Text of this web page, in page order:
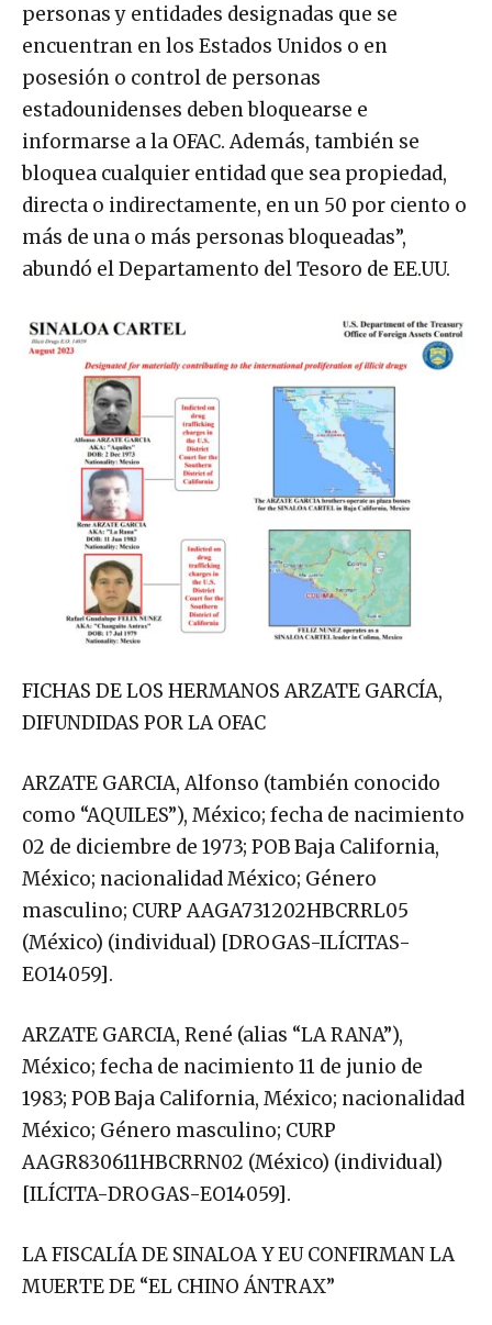
personas y entidades designadas que se
encuentran en los Estados Unidos o en
posesión o control de personas
estadounidenses deben bloquearse e
informarse a la OFAC. Además, también se
bloquea cualquier entidad que sea propiedad,
directa o indirectamente, en un 50 por ciento o
más de una o más personas bloqueadas”,
abundó el Departamento del Tesoro de EE.UU.
FICHAS DE LOS HERMANOS ARZATE GARCÍA,
DIFUNDIDAS POR LA OFAC
ARZATE GARCIA, Alfonso (también conocido
como “AQUILES”), México; fecha de nacimiento
02 de diciembre de 1973; POB Baja California,
México; nacionalidad México; Género
masculino; CURP AAGA731202HBCRRL05
(México) (individual) [DROGAS-ILÍCITAS-
EO14059].
ARZATE GARCIA, René (alias “LA RANA”),
México; fecha de nacimiento 11 de junio de
1983; POB Baja California, México; nacionalidad
México; Género masculino; CURP
AAGR830611HBCRRN02 (México) (individual)
[ILÍCITA-DROGAS-EO14059].
LA FISCALÍA DE SINALOA Y EU CONFIRMAN LA
MUERTE DE “EL CHINO ÁNTRAX”